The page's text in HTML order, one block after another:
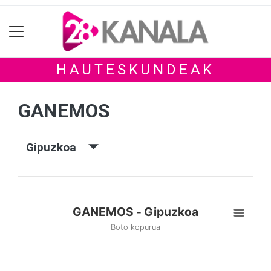
HAUTESKUNDEAK
GANEMOS
Gipuzkoa
GANEMOS - Gipuzkoa
Boto kopurua